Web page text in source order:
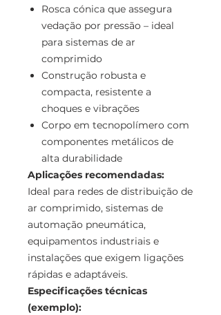
Rosca cónica que assegura
vedação por pressão – ideal
para sistemas de ar
comprimido
Construção robusta e
compacta, resistente a
choques e vibrações
Corpo em tecnopolímero com
componentes metálicos de
alta durabilidade
Aplicações recomendadas:
Ideal para redes de distribuição de
ar comprimido, sistemas de
automação pneumática,
equipamentos industriais e
instalações que exigem ligações
rápidas e adaptáveis.
Especificações técnicas
(exemplo):